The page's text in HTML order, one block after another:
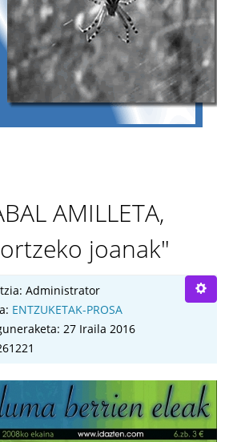
AMILLETA,
joanak"
Administrator
ENTZUKETAK-PROSA
27 Iraila 2016